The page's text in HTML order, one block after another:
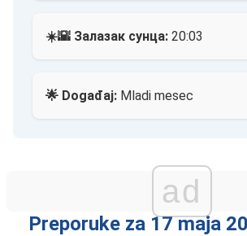
☀️🌇 Залазак сунца: 20:03
🌟 Događaj: Mladi mesec
ad
Preporuke za 17 maja